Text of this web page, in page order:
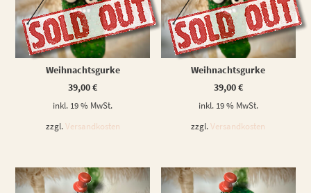
WEITERLESEN
Weihnachtsgurke
39,00€
inkl. 19 % MwSt.
zzgl. Versandkosten
WEITERLESEN
Weihnachtsgurke
39,00€
inkl. 19 % MwSt.
zzgl.Versandkosten